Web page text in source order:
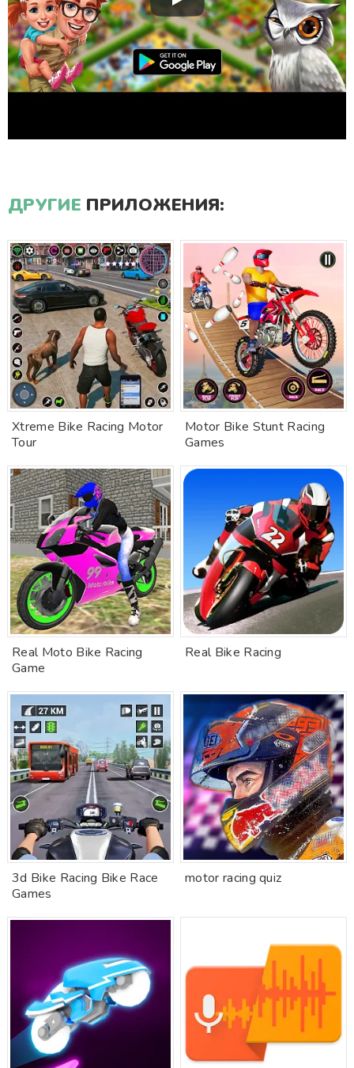
ДРУГИЕ ПРИЛОЖЕНИЯ:
Xtreme Bike Racing Motor
Tour
Motor Bike Stunt Racing
Games
Real Moto Bike Racing
Game
Real Bike Racing
3d Bike Racing Bike Race
Games
motor racing quiz